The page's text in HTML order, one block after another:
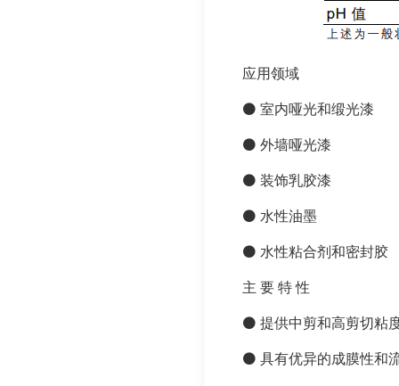
应用领域
⚫ 室内哑光和缎光漆
⚫ 外墙哑光漆
⚫ 装饰乳胶漆
⚫ 水性油墨
⚫ 水性粘合剂和密封胶
主 要 特 性
⚫ 提供中剪和高剪切粘
⚫ 具有优异的成膜性和